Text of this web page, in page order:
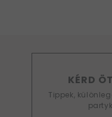
KÉRD
Tippek,